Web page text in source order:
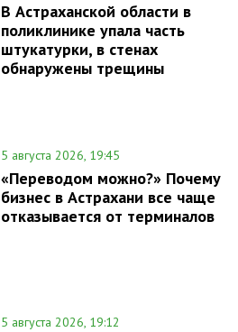
В Астраханской области в
поликлинике упала часть
штукатурки, в стенах
обнаружены трещины
5 августа 2026, 19:45
«Переводом можно?» Почему
бизнес в Астрахани все чаще
отказывается от терминалов
5 августа 2026, 19:12